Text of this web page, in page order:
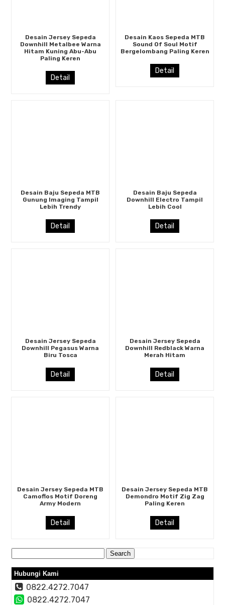
Desain Jersey Sepeda
Downhill Metalbee Warna
Hitam Kuning Abu-Abu
Paling Keren
Detail
Desain Kaos Sepeda MTB
Sound Of Soul Motif
Bergelombang Paling Keren
Detail
Desain Baju Sepeda MTB
Gunung Imaging Tampil
Lebih Trendy
Detail
Desain Baju Sepeda
Downhill Electro Tampil
Lebih Cool
Detail
Desain Jersey Sepeda
Downhill Pegasus Warna
Biru Tosca
Detail
Desain Jersey Sepeda
Downhill Redblack Warna
Merah Hitam
Detail
Desain Jersey Sepeda MTB
Camoflos Motif Doreng
Army Modern
Detail
Desain Jersey Sepeda MTB
Demondro Motif Zig Zag
Paling Keren
Detail
for:
Hubungi Kami
0822.4272.7047
0822.4272.7047